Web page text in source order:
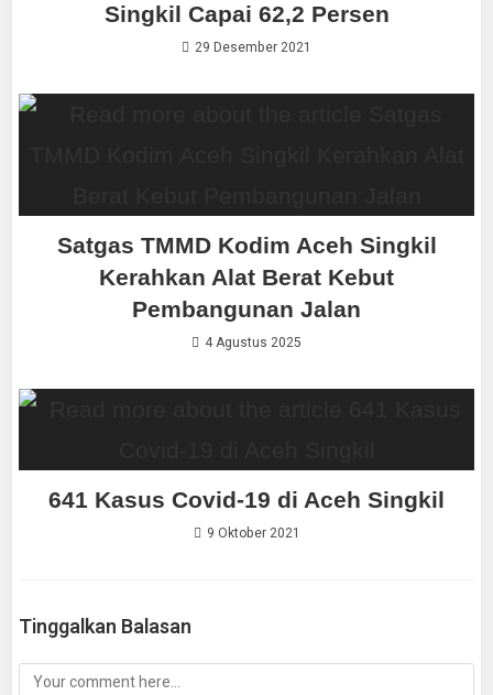
Singkil Capai 62,2 Persen
29 Desember 2021
Satgas TMMD Kodim Aceh Singkil
Kerahkan Alat Berat Kebut
Pembangunan Jalan
4 Agustus 2025
641 Kasus Covid-19 di Aceh Singkil
9 Oktober 2021
Tinggalkan Balasan